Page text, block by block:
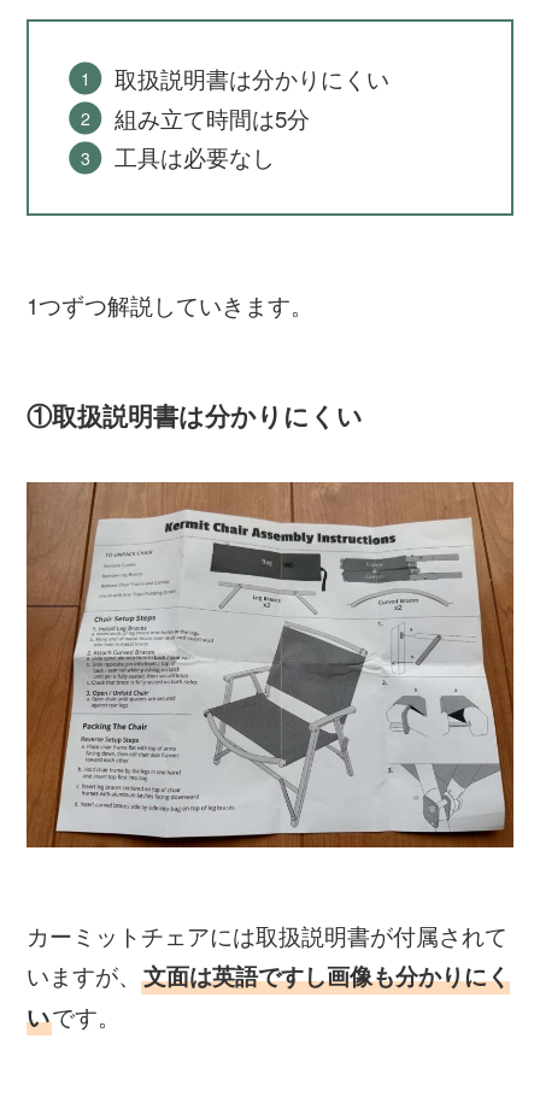
取扱説明書は分かりにくい
組み立て時間は5分
工具は必要なし
1つずつ解説していきます。
①取扱説明書は分かりにくい
カーミットチェアには取扱説明書が付属されて
いますが、文面は英語ですし画像も分かりにく
いです。